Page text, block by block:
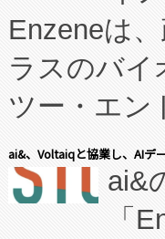
Enzeneは
ラスのバイ
ツー・エン
表しました
たNeXは
ai&、Voltaiqと協業し、AIデ
ai&
「